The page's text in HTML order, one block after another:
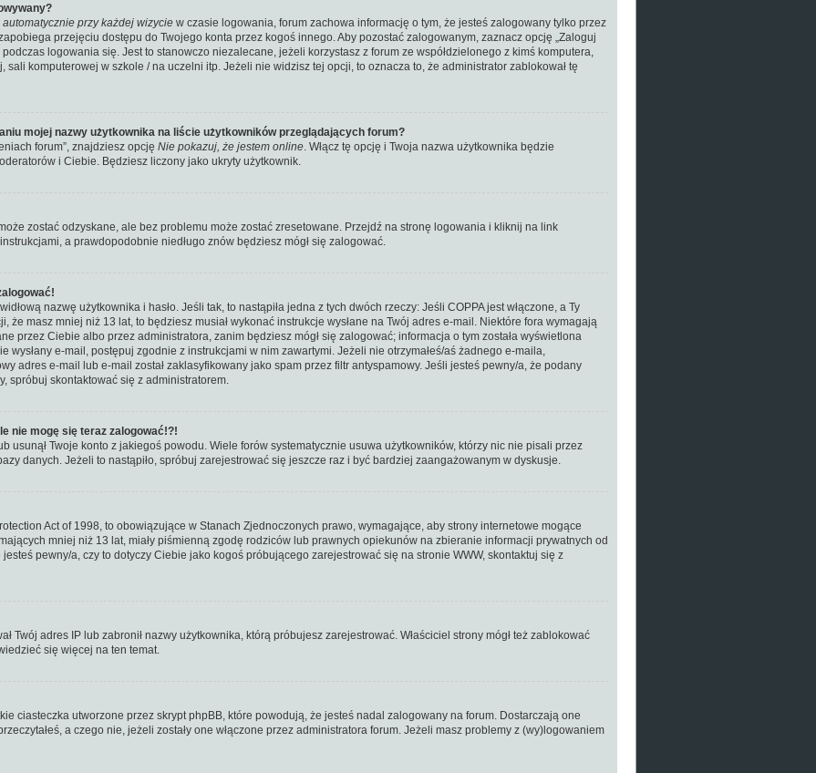
przy każdej wizycie w czasie logowania, forum zachowa informację o tym, że jesteś zalogowany tylko przez
przejęciu dostępu do Twojego konta przez kogoś innego. Aby pozostać zalogowanym, zaznacz opcję „Zaloguj
logowania się. Jest to stanowczo niezalecane, jeżeli korzystasz z forum ze współdzielonego z kimś komputera,
komputerowej w szkole / na uczelni itp. Jeżeli nie widzisz tej opcji, to oznacza to, że administrator zablokował tę
mojej nazwy użytkownika na liście użytkowników przeglądających forum?
forum”, znajdziesz opcję Nie pokazuj, że jestem online . Włącz tę opcję i Twoja nazwa użytkownika będzie
i Ciebie. Będziesz liczony jako ukryty użytkownik.
zostać odzyskane, ale bez problemu może zostać zresetowane. Przejdź na stronę logowania i kliknij na link
a prawdopodobnie niedługo znów będziesz mógł się zalogować.
nazwę użytkownika i hasło. Jeśli tak, to nastąpiła jedna z tych dwóch rzeczy: Jeśli COPPA jest włączone, a Ty
że masz mniej niż 13 lat, to będziesz musiał wykonać instrukcje wysłane na Twój adres e-mail. Niektóre fora wymagają
przez Ciebie albo przez administratora, zanim będziesz mógł się zalogować; informacja o tym została wyświetlona
wysłany e-mail, postępuj zgodnie z instrukcjami w nim zawartymi. Jeżeli nie otrzymałeś/aś żadnego e-maila,
adres e-mail lub e-mail został zaklasyfikowany jako spam przez filtr antyspamowy. Jeśli jesteś pewny/a, że podany
spróbuj skontaktować się z administratorem.
nie mogę się teraz zalogować!?!
usunął Twoje konto z jakiegoś powodu. Wiele forów systematycznie usuwa użytkowników, którzy nic nie pisali przez
danych. Jeżeli to nastąpiło, spróbuj zarejestrować się jeszcze raz i być bardziej zaangażowanym w dyskusje.
Act of 1998, to obowiązujące w Stanach Zjednoczonych prawo, wymagające, aby strony internetowe mogące
mniej niż 13 lat, miały piśmienną zgodę rodziców lub prawnych opiekunów na zbieranie informacji prywatnych od
pewny/a, czy to dotyczy Ciebie jako kogoś próbującego zarejestrować się na stronie WWW, skontaktuj się z
Twój adres IP lub zabronił nazwy użytkownika, którą próbujesz zarejestrować. Właściciel strony mógł też zablokować
się więcej na ten temat.
ciasteczka utworzone przez skrypt phpBB, które powodują, że jesteś nadal zalogowany na forum. Dostarczają one
a czego nie, jeżeli zostały one włączone przez administratora forum. Jeżeli masz problemy z (wy)logowaniem